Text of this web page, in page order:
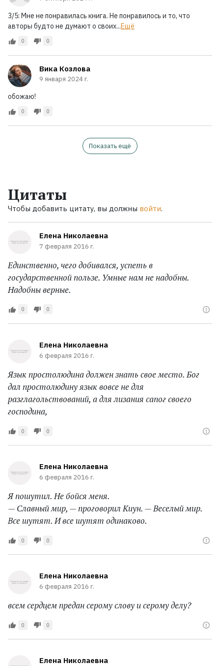
3/5: Мне не понравилась книга. Не понравилось и то, что
авторы будто не думают о своих...Ещё
0 0
Вика Козлова
9 января 2024 г.
обожаю!
0 0
Показать ещё
Цитаты
Чтобы добавить цитату, вы должны войти.
Елена Николаевна
7 февраля 2016 г.
Единственно, чего добивался, успеть в
государственной пользе. Умные нам не надобны.
Надобны верные.
0 0
Елена Николаевна
6 февраля 2016 г.
Язык простолюдина должен знать свое место. Бог
дал простолюдину язык вовсе не для
разглагольствований, а для лизания сапог своего
господина,
0 0
Елена Николаевна
6 февраля 2016 г.
Я пошутил. Не бойся меня.
— Славный мир, — проговорил Киун. — Веселый мир.
Все шутят. И все шутят одинаково.
0 0
Елена Николаевна
6 февраля 2016 г.
всем сердцем предан серому слову и серому делу?
0 0
Елена Николаевна